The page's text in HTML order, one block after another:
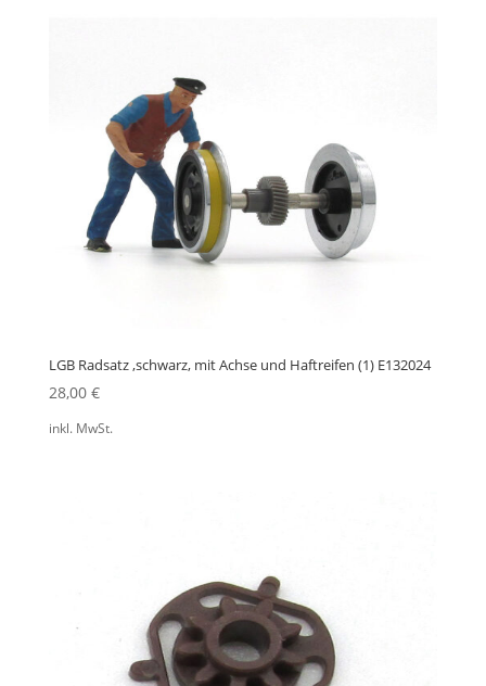
LGB Radsatz ,schwarz, mit Achse und Haftreifen (1) E132024
28,00 €
inkl. MwSt.